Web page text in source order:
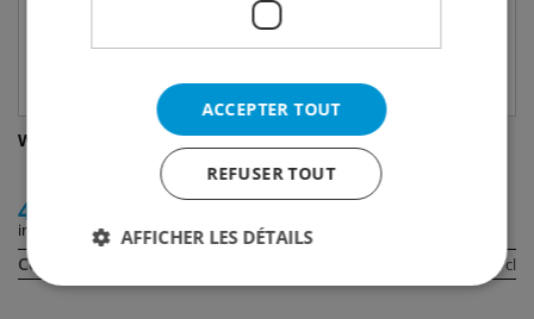
White Claw Ruby Grapefruit
4.90
incl. TVA
Contenu:
Salitos Blue
3.30
incl. TVA
33 cl
ACCEPTER TOUT
REFUSER TOUT
AFFICHER LES DÉTAILS